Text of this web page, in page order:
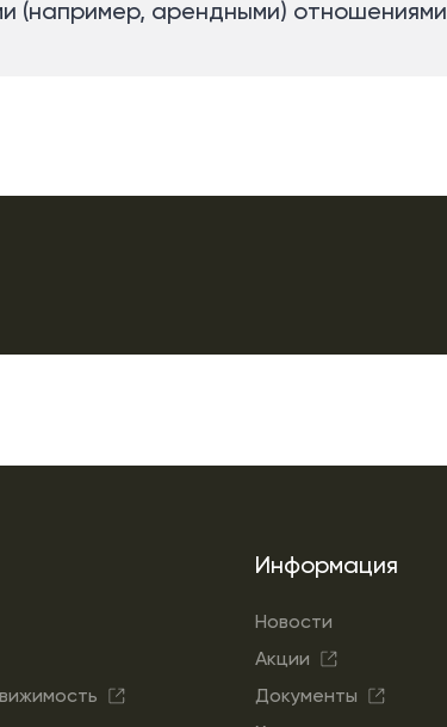
(например, арендными) отношениями
Информация
Новости
Акции
Документы